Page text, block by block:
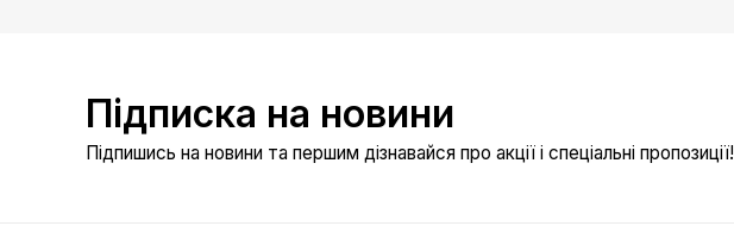
Підписка на новини
Підпишись на новини та першим дізнавайся про акції і спеціальні пропозиції!